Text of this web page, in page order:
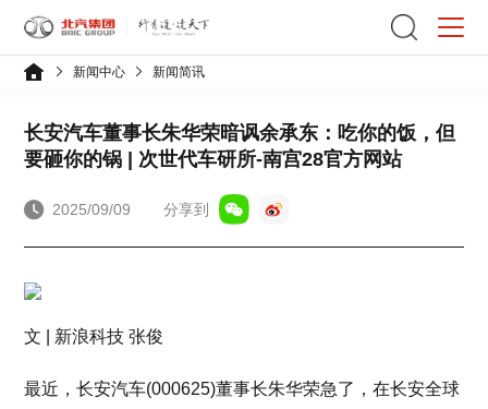
新闻中心 新闻简讯
长安汽车董事长朱华荣暗讽余承东：吃你的饭，但
要砸你的锅 | 次世代车研所-南宫28官方网站
2025/09/09 分享到
文 | 新浪科技 张俊
最近，长安汽车(000625)董事长朱华荣急了，在长安全球